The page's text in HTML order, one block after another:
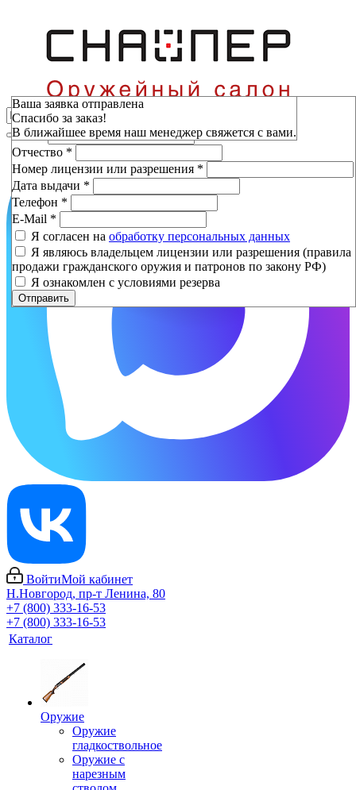
ВойтиМой кабинет
Н.Новгород, пр-т Ленина, 80
+7 (800) 333-16-53
+7 (800) 333-16-53
Каталог
Оружие
Оружие
гладкоствольное
Оружие с
нарезным
Зарезервировать
Фамилия*
Имя*
Отчество *
Номер лицензии или разрешения *
Дата выдачи *
Телефон *
E-Mail *
Я согласен на обработку персональных данных
Я являюсь владельцем лицензии или разрешения (правила
продажи гражданского оружия и патронов по закону РФ)
Я ознакомлен с условиями резерва
Отправить
Ваша заявка отправлена
Спасибо за заказ!
В ближайшее время наш менеджер свяжется с вами.